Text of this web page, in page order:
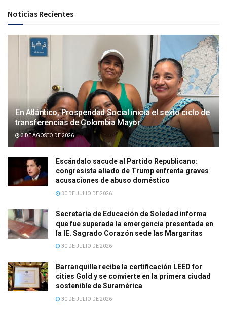
Noticias Recientes
En Atlántico, Prosperidad Social inicia el sexto ciclo de
transferencias de Colombia Mayor
3 DE AGOSTO DE 2026
Escándalo sacude al Partido Republicano:
congresista aliado de Trump enfrenta graves
acusaciones de abuso doméstico
30 DE JULIO DE 2026
Secretaría de Educación de Soledad informa
que fue superada la emergencia presentada en
la IE. Sagrado Corazón sede las Margaritas
30 DE JULIO DE 2026
Barranquilla recibe la certificación LEED for
cities Gold y se convierte en la primera ciudad
sostenible de Suramérica
30 DE JULIO DE 2026